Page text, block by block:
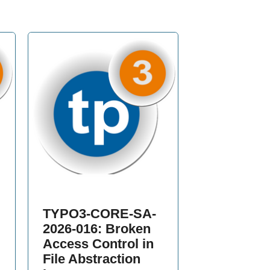
TYPO3-CORE-SA-
2026-016: Broken
Access Control in
File Abstraction